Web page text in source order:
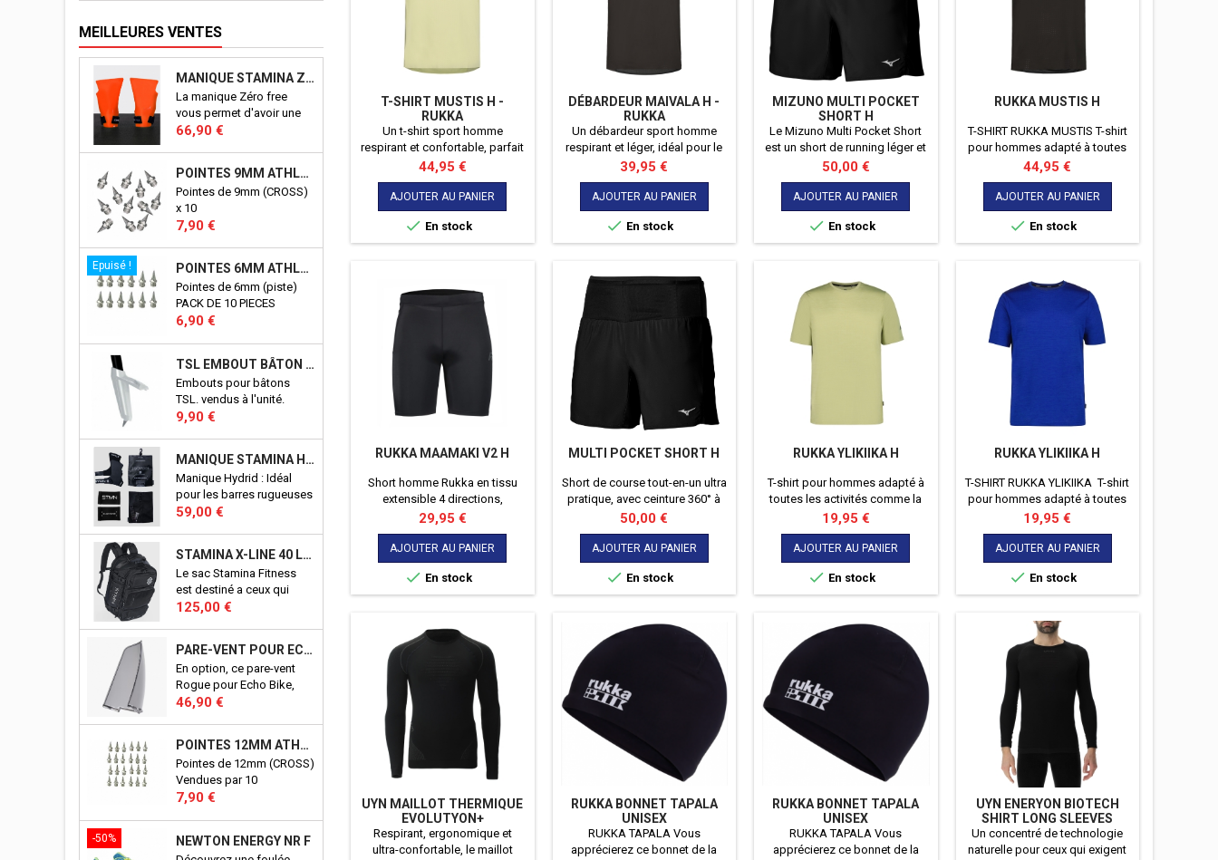
MEILLEURES VENTES
MANIQUE STAMINA ZERO FREE
La manique Zéro free
vous permet d'avoir une
excellente prise en mains
anneaux etc...
Prix
66,90 €
POINTES 9MM ATHLÉTISME
Pointes de 9mm (CROSS)
x 10
Prix
7,90 €
Epuisé ! POINTES 6MM ATHLÉTISME
Pointes de 6mm (piste)
PACK DE 10 PIECES
Prix
6,90 €
TSL EMBOUT BÂTON TSL
Embouts pour bâtons
TSL. vendus à l'unité.
Prix
9,90 €
MANIQUE STAMINA HYBRID
Manique Hydrid : Idéal
pour les barres rugueuses
et lisses. Adhérence
performances élevées sur
les barres sales ou
mouillées. Excellents
aussi pour les anneaux.
Prix
59,00 €
STAMINA X-LINE 40 LITRES
Le sac Stamina Fitness
est destiné a ceux qui
veulent un sac qui permet
la pratique du CrossFit©.
D'une conceptions
robuste, il vous
accompagnera pendant
compétition. Aucun détail,
n'a été laissé au hasard !
Prix
125,00 €
PARE-VENT POUR ECHO BIKE ROGUE (ECHO BIKE WIND GUARD V3)
En option, ce pare-vent
Rogue pour Echo Bike,
vous protègera du vent
Produit officiel Rogue.
Prix
46,90 €
POINTES 12MM ATHLÉTISME
Pointes de 12mm (CROSS)
Vendues par 10
Prix
7,90 €
-50% NEWTON ENERGY NR F
T-SHIRT MUSTIS H -
RUKKA
Un t-shirt sport homme
respirant et confortable, parfait
pour le running, le fitness et
l’entraînement.
Prix
44,95 €
AJOUTER AU PANIER
 En stock
DÉBARDEUR MAIVALA H -
RUKKA
Un débardeur sport homme
respirant et léger, idéal pour le
running, le fitness et toutes vos
activités sportives.
Prix
39,95 €
AJOUTER AU PANIER
 En stock
MIZUNO MULTI POCKET
SHORT H
Le Mizuno Multi Pocket Short
est un short de running léger et
fonctionnel, doté de multiples
poches autour de la taille pour
transporter facilement vos
essentiels pendant la course.
Prix
50,00 €
AJOUTER AU PANIER
 En stock
RUKKA MUSTIS H
T-SHIRT RUKKA MUSTIS T-shirt
pour hommes adapté à toutes
les activités comme la course
par temps chaud. Un t-shirt
polyvalent et parfaitement
stretch pour tout type de
coureurs !
Prix
44,95 €
AJOUTER AU PANIER
 En stock
RUKKA MAAMAKI V2 H
Short homme Rukka en tissu
extensible 4 directions,
respirant et à séchage rapide,
avec taille ajustable et poche
téléphone pratique.
Prix
29,95 €
AJOUTER AU PANIER
 En stock
MULTI POCKET SHORT H
Short de course tout-en-un ultra
pratique, avec ceinture 360° à
poches intégrées pour courir
léger, organisé et en total
confort.
Prix
50,00 €
AJOUTER AU PANIER
 En stock
RUKKA YLIKIIKA H
T-shirt pour hommes adapté à
toutes les activités comme la
course par temps chaud.
Prix
19,95 €
AJOUTER AU PANIER
 En stock
RUKKA YLIKIIKA H
T-SHIRT RUKKA YLIKIIKA T-shirt
pour hommes adapté à toutes
les activités comme la course
par temps chaud.
Prix
19,95 €
AJOUTER AU PANIER
 En stock
UYN MAILLOT THERMIQUE
EVOLUTYON+
Respirant, ergonomique et
ultra-confortable, le maillot
RUKKA BONNET TAPALA
UNISEX
RUKKA TAPALA Vous
apprécierez ce bonnet de la
RUKKA BONNET TAPALA
UNISEX
RUKKA TAPALA Vous
apprécierez ce bonnet de la
UYN ENERYON BIOTECH
SHIRT LONG SLEEVES
Un concentré de technologie
naturelle pour ceux qui exigent